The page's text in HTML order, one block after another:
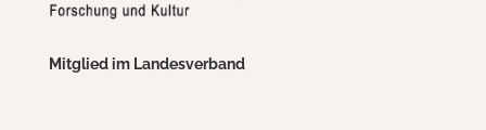
Mitglied im Landesverband